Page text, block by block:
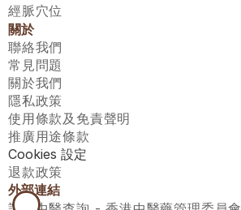
經脈穴位
關於
聯絡我們
常見問題
關於我們
隱私政策
使用條款及免責聲明
推廣用途條款
Cookies 設定
退款政策
外部連結